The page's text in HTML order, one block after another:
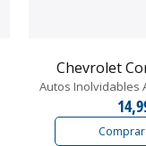
Chevrolet
Autos Inolvidables